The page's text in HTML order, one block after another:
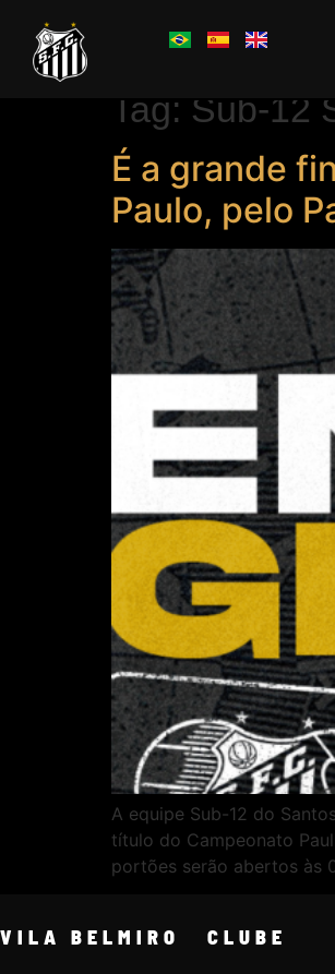
Tag: Sub-12
É a grande
Paulo, pelo
A equipe Sub-12 do
título do Campeonato
portões serão abertos às
VILA BELMIRO CLUBE